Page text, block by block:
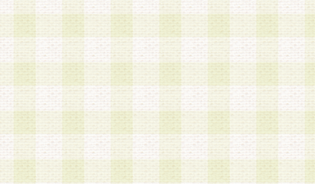
いものとします。
第4条 ログインIDおよびパスワードの管理
1.会員は、会員登録後、本サイト内にて本サービ
加する際には、前条に基づき当社から付与された
スワードを使用するものとします。
2.登録の際に当社が付与したログインIDおよびパ
の使用に関しては、全て会員本人がその責任を負
3.会員は、当社から付与されたログインIDおよび